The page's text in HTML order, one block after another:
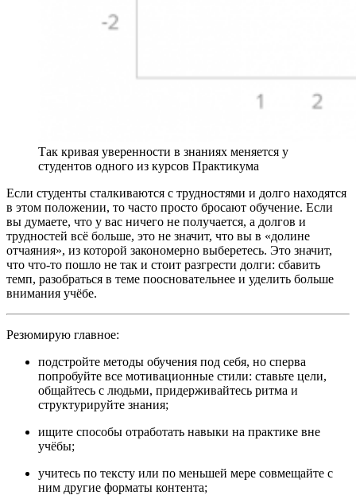
Так кривая уверенности в знаниях меняется у
студентов одного из курсов Практикума
Если студенты сталкиваются с трудностями и долго находятся
в этом положении, то часто просто бросают обучение. Если
вы думаете, что у вас ничего не получается, а долгов и
трудностей всё больше, это не значит, что вы в «долине
отчаяния», из которой закономерно выберетесь. Это значит,
что что-то пошло не так и стоит разгрести долги: сбавить
темп, разобраться в теме поосновательнее и уделить больше
внимания учёбе.
Резюмирую главное:
подстройте методы обучения под себя, но сперва
попробуйте все мотивационные стили: ставьте цели,
общайтесь с людьми, придерживайтесь ритма и
структурируйте знания;
ищите способы отработать навыки на практике вне
учёбы;
учитесь по тексту или по меньшей мере совмещайте с
ним другие форматы контента;